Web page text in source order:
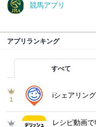
競馬アプリ
アプリランキング
すべて
1
iシェアリン
レシピ動画